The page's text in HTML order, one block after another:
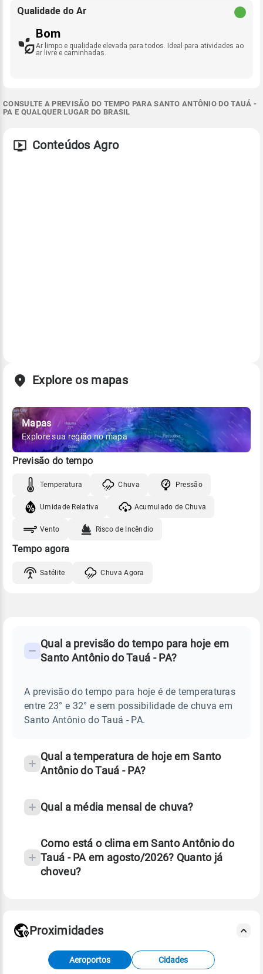
Qualidade do Ar
Bom
Ar limpo e qualidade elevada para todos. Ideal para atividades ao
ar livre e caminhadas.
CONSULTE A PREVISÃO DO TEMPO PARA SANTO ANTÔNIO DO TAUÁ -
PA E QUALQUER LUGAR DO BRASIL
Conteúdos Agro
Explore os mapas
Mapas
Explore sua região no mapa
Previsão do tempo
Temperatura Chuva Pressão
Umidade Relativa Acumulado de Chuva
Vento Risco de Incêndio
Tempo agora
Satélite Chuva Agora
PREVISÃO
TEMPO
ANTÔNIO
Perguntas
sobre
chuva
Qual a previsão do tempo para hoje em
Santo Antônio do Tauá - PA?
A previsão do tempo para hoje é de temperaturas
entre 23° e 32° e sem possibilidade de chuva em
Santo Antônio do Tauá - PA.
Qual a temperatura de hoje em Santo
Antônio do Tauá - PA?
Qual a média mensal de chuva?
Como está o clima em Santo Antônio do
Tauá - PA em agosto/2026? Quanto já
choveu?
Fonte: dados combinados de estações
meteorológicas e satélite do Centro de Previsão
Proximidades
Aeroportos Cidades